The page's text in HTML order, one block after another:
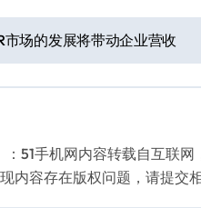
市场的发展将带动企业营收
：51手机网内容转载自互联
内容存在版权问题，请提交